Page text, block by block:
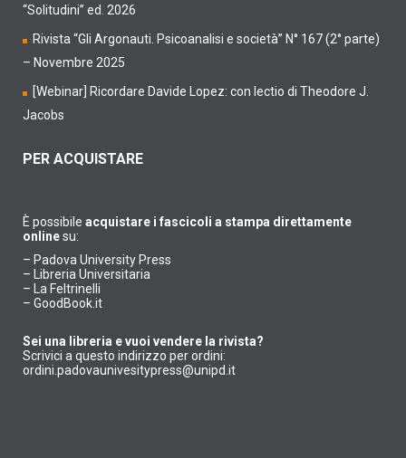
“Solitudini” ed. 2026
Rivista “Gli Argonauti. Psicoanalisi e società” N° 167 (2° parte)
– Novembre 2025
[Webinar] Ricordare Davide Lopez: con lectio di Theodore J.
Jacobs
PER ACQUISTARE
È possibile acquistare i fascicoli a stampa direttamente
onlinesu:
– Padova University Press
–
Libreria Universitaria
–
La Feltrinelli
– GoodBook.it
Sei una libreria e vuoi vendere la rivista?
Scrivici a questo indirizzo per ordini:
ordini.padovaunivesitypress@unipd.it